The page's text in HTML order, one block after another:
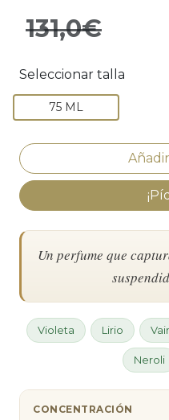
131,0€
Seleccionar talla
75 ML
Un perfume que
Violeta Lirio
Neroli
CONCENTRACIÓN